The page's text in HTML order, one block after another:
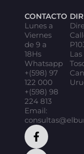
CONTACTO
Lunes a
Viernes
de 9 a
18Hs
Whatsapp
+(598) 97
122 000
+(598) 98
224 813
Email:
Las